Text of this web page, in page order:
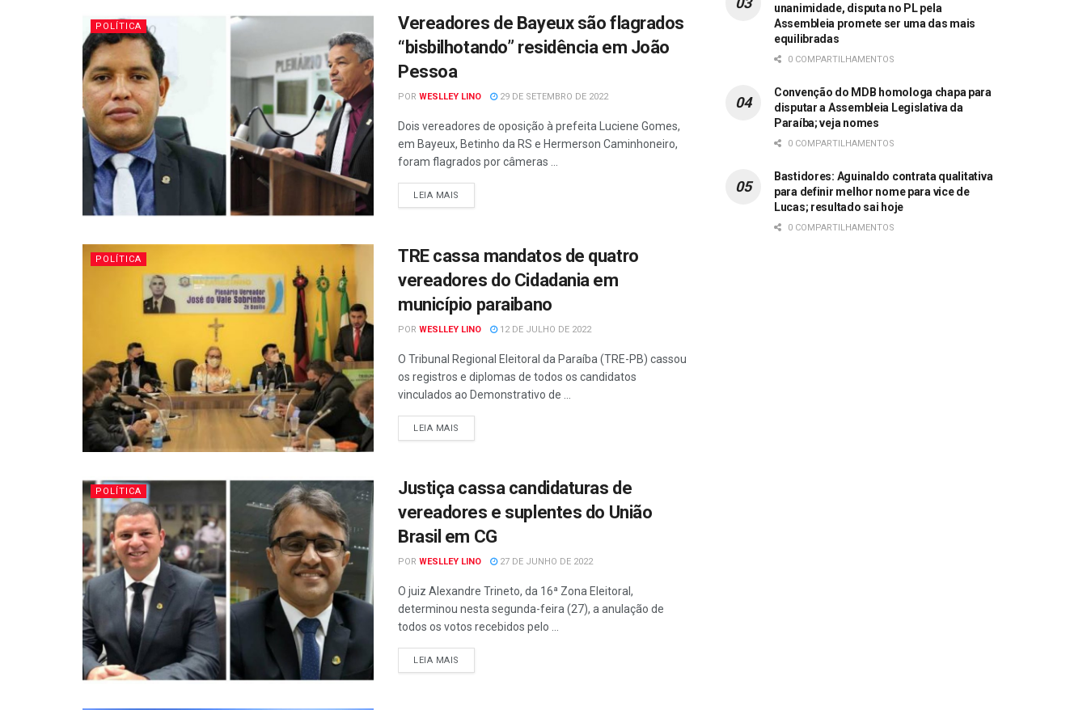
POLÍTICA
Vereadores de Bayeux são flagrados
“bisbilhotando” residência em João
Pessoa
POR WESLLEY LINO 29 DE SETEMBRO DE 2022
Dois vereadores de oposição à prefeita Luciene Gomes,
em Bayeux, Betinho da RS e Hermerson Caminhoneiro,
foram flagrados por câmeras ...
LEIA MAIS
POLÍTICA
TRE cassa mandatos de quatro
vereadores do Cidadania em
município paraibano
POR WESLLEY LINO 12 DE JULHO DE 2022
O Tribunal Regional Eleitoral da Paraíba (TRE-PB) cassou
os registros e diplomas de todos os candidatos
vinculados ao Demonstrativo de ...
LEIA MAIS
POLÍTICA
Justiça cassa candidaturas de
vereadores e suplentes do União
Brasil em CG
POR WESLLEY LINO 27 DE JUNHO DE 2022
O juiz Alexandre Trineto, da 16ª Zona Eleitoral,
determinou nesta segunda-feira (27), a anulação de
todos os votos recebidos pelo ...
LEIA MAIS
unanimidade, disputa no PL pela
Assembleia promete ser uma das mais
equilibradas
0 COMPARTILHAMENTOS
Convenção do MDB homologa chapa para
disputar a Assembleia Legislativa da
Paraíba; veja nomes
0 COMPARTILHAMENTOS
Bastidores: Aguinaldo contrata qualitativa
para definir melhor nome para vice de
Lucas; resultado sai hoje
0 COMPARTILHAMENTOS